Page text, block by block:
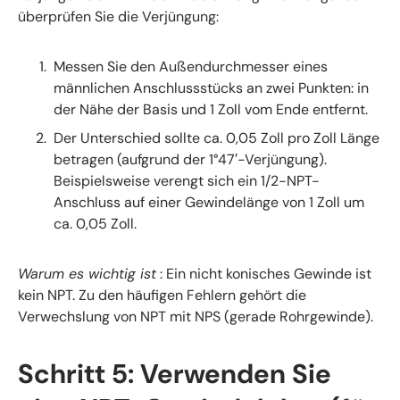
überprüfen Sie die Verjüngung:
Messen Sie den Außendurchmesser eines
männlichen Anschlussstücks an zwei Punkten: in
der Nähe der Basis und 1 Zoll vom Ende entfernt.
Der Unterschied sollte ca. 0,05 Zoll pro Zoll Länge
betragen (aufgrund der 1°47′-Verjüngung).
Beispielsweise verengt sich ein 1/2-NPT-
Anschluss auf einer Gewindelänge von 1 Zoll um
ca. 0,05 Zoll.
Warum es wichtig ist: Ein nicht konisches Gewinde ist
kein NPT. Zu den häufigen Fehlern gehört die
Verwechslung von NPT mit NPS (gerade Rohrgewinde).
Schritt 5: Verwenden Sie